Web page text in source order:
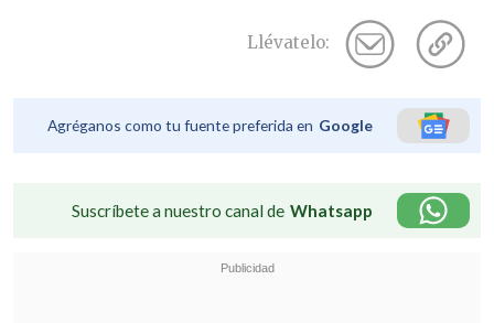
Llévatelo:
Agréganos como tu fuente preferida en Google
Suscríbete a nuestro canal de Whatsapp